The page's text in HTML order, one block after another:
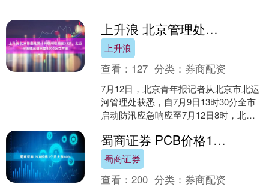
上升浪 北京管理处累计开展闸坝调度33次，北运河流域出境水量3690万立方米
上升浪
查看： 127 分类： 券商配资
7月12日，北京青年报记者从北京市北运
河管理处获悉，自7月9日13时30分全市
启动防汛应急响应至7月12日8时，北运
时。 据介....
蜀商证券 PCB价格1个月大涨40%
蜀商证券
查看：200 分类： 券商配资